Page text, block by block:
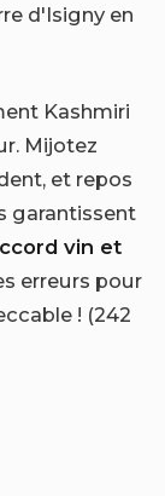
d'Isigny en
Kashmiri
Mijotez
et repos
garantissent
vin et
erreurs pour
! (242